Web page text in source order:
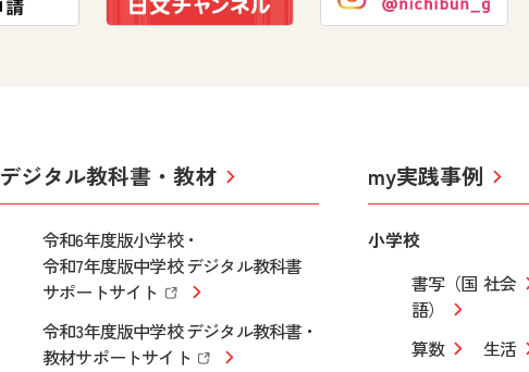
デジタル教科書・教材
令和6年度版小学校・
令和7年度版中学校 デジタル教科書
サポートサイト
令和3年度版中学校 デジタル教科書・
教材サポートサイト
my実践事例
小学校
書写（国
語）
社会
算数
生活